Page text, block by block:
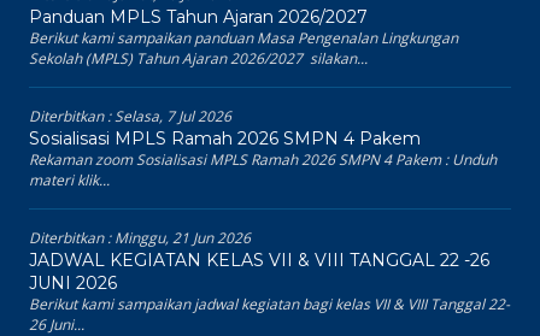
Panduan MPLS Tahun Ajaran 2026/2027
Berikut kami sampaikan panduan Masa Pengenalan Lingkungan
Sekolah (MPLS) Tahun Ajaran 2026/2027 silakan...
Diterbitkan :Selasa, 7 Jul 2026
Sosialisasi MPLS Ramah 2026 SMPN 4 Pakem
Rekaman zoom Sosialisasi MPLS Ramah 2026 SMPN 4 Pakem : Unduh
materi klik...
Diterbitkan :Minggu, 21 Jun 2026
JADWAL KEGIATAN KELAS VII & VIII TANGGAL 22 -26
JUNI 2026
Berikut kami sampaikan jadwal kegiatan bagi kelas VII & VIII Tanggal 22-
26 Juni...